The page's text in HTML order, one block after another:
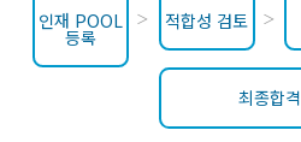
인재 POOL
등록
적합성 검토
최종합격